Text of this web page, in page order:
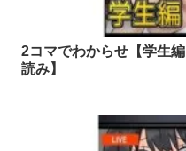
2コマでわからせ【学生
読み】